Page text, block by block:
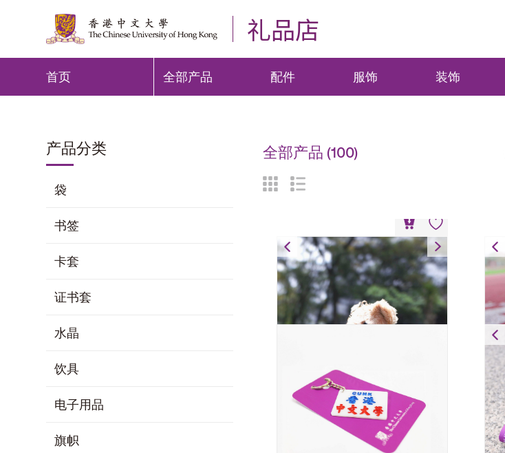
礼品店
首页 全部产品 配件 服饰 装饰
产品分类
袋
书签
卡套
证书套
水晶
饮具
电子用品
旗帜
全部产品 (100)
小熊匙扣 – 卫衣
HK$80